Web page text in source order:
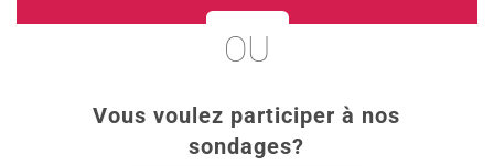
Vous voulez participer à nos
sondages?
OU